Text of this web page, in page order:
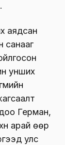
аядсан
санааг
унших
Герман,
арай өөр
улс